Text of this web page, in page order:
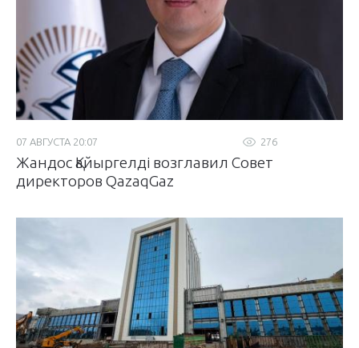
276
07 АВГУСТА 20:07
Жандос Қайыргелді возглавил Совет
директоров QazaqGaz